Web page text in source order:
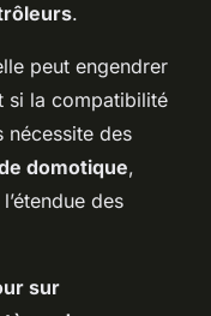
.
peut engendrer
si la compatibilité
nécessite des
domotique,
des
sur